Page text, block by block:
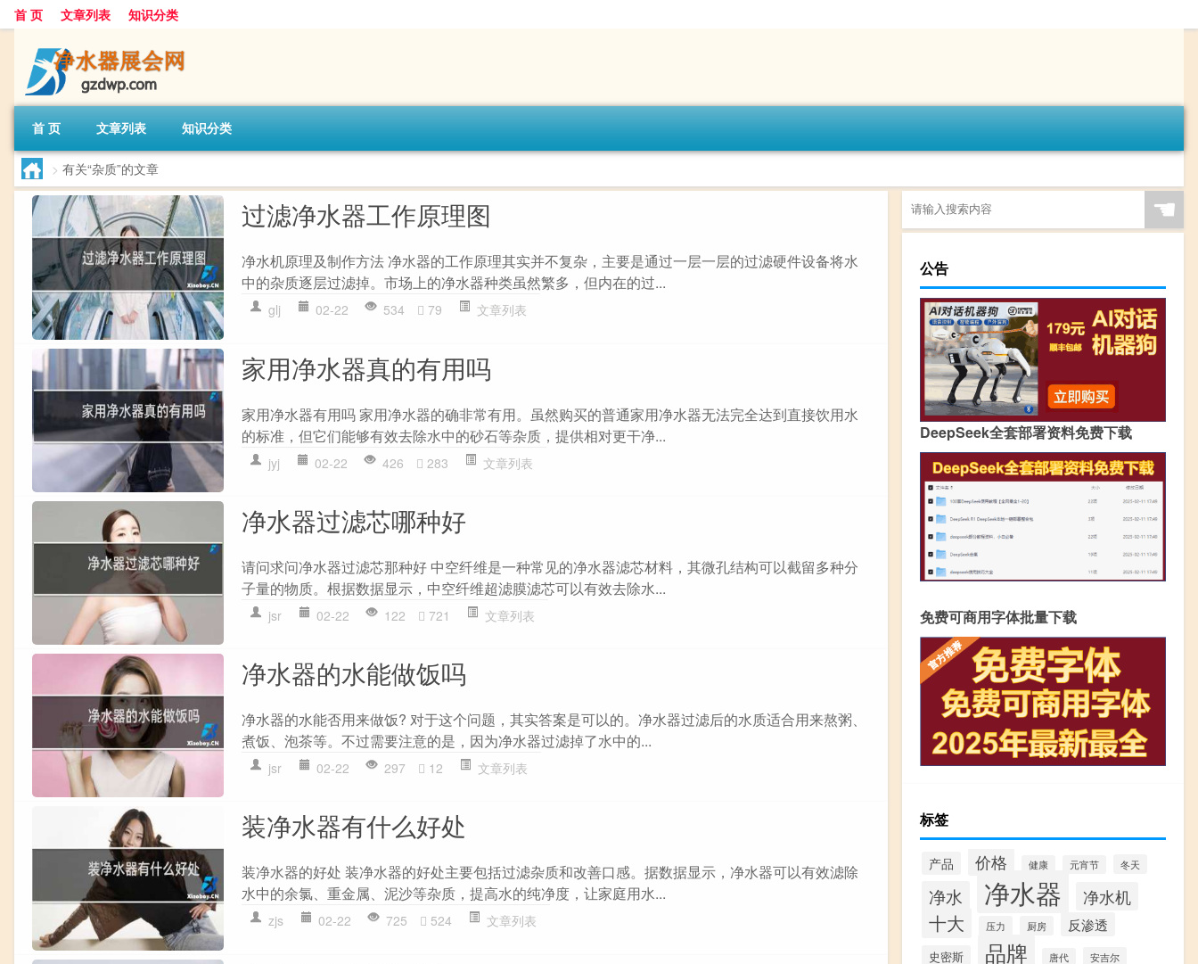
首 页 文章列表 知识分类
首 页 文章列表 知识分类
> 有关“杂质”的文章
过滤净水器工作原理图
净水机原理及制作方法 净水器的工作原理其实并不复杂，主要是通过一层一层的过滤硬件设备将水
中的杂质逐层过滤掉。市场上的净水器种类虽然繁多，但内在的过...
glj 02-22 534 79 文章列表
家用净水器真的有用吗
家用净水器有用吗 家用净水器的确非常有用。虽然购买的普通家用净水器无法完全达到直接饮用水
的标准，但它们能够有效去除水中的砂石等杂质，提供相对更干净...
jyj 02-22 426 283 文章列表
净水器过滤芯哪种好
请问求问净水器过滤芯那种好 中空纤维是一种常见的净水器滤芯材料，其微孔结构可以截留多种分
子量的物质。根据数据显示，中空纤维超滤膜滤芯可以有效去除水...
jsr 02-22 122 721 文章列表
净水器的水能做饭吗
净水器的水能否用来做饭? 对于这个问题，其实答案是可以的。净水器过滤后的水质适合用来熬粥、
煮饭、泡茶等。不过需要注意的是，因为净水器过滤掉了水中的...
jsr 02-22 297 12 文章列表
装净水器有什么好处
装净水器的好处 装净水器的好处主要包括过滤杂质和改善口感。据数据显示，净水器可以有效滤除
水中的余氯、重金属、泥沙等杂质，提高水的纯净度，让家庭用水...
zjs 02-22 725 524 文章列表
☚
公告
DeepSeek全套部署资料免费下载
免费可商用字体批量下载
标签
产品 价格 健康 元宵节 冬天
净水 净水器 净水机
十大 压力 厨房 反渗透
史密斯 品牌 唐代 安吉尔